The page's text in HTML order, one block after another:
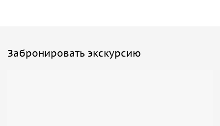
Забронировать экскурсию